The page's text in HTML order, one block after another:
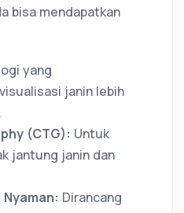
bisa mendapatkan
yang
janin lebih
(CTG): Untuk
jantung janin dan
Dirancang